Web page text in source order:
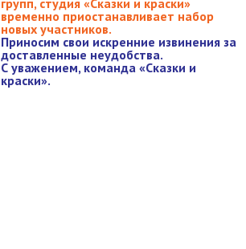
групп, студия «Сказки и краски»
временно приостанавливает набор
новых участников.
Приносим свои искренние извинения за
доставленные неудобства.
С уважением, команда «Сказки и
краски».